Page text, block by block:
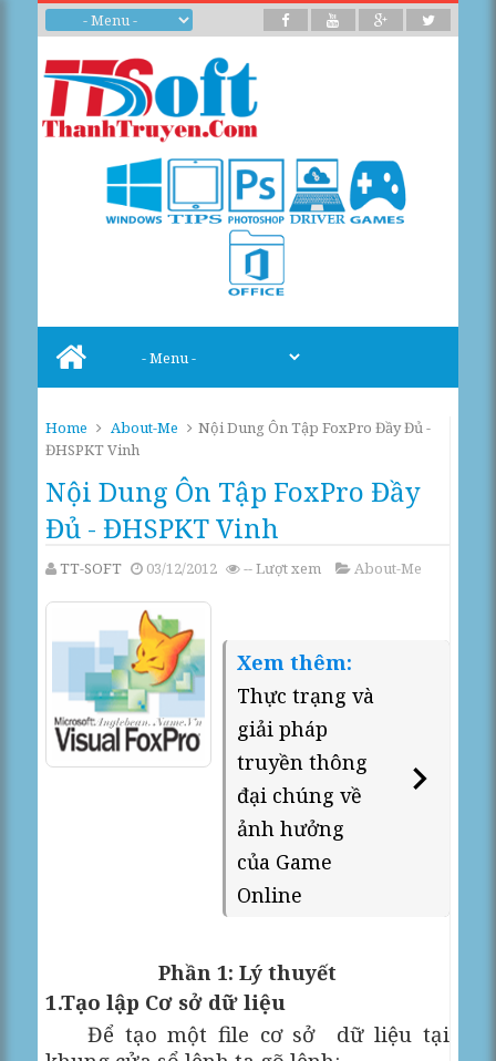
Home About-Me
Nội Dung Ôn Tập FoxPro Đầy Đủ -
ĐHSPKT Vinh
Nội Dung Ôn Tập FoxPro Đầy
Đủ - ĐHSPKT Vinh
TT-SOFT 03/12/2012 --Lượt xem About-Me
Xem thêm:
Thực trạng và
giải pháp
truyền thông
đại chúng về
ảnh hưởng
của Game
Online
Phần 1: Lý thuyết
1.Tạo lập Cơ sở dữ liệu
Để tạo một file cơ sở
dữ liệu tại